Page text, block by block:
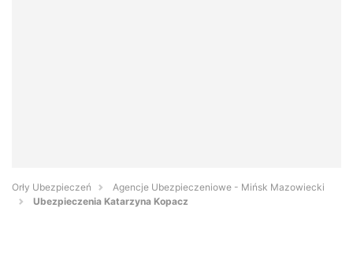
Orły Ubezpieczeń
Agencje Ubezpieczeniowe - Mińsk Mazowiecki
Ubezpieczenia Katarzyna Kopacz